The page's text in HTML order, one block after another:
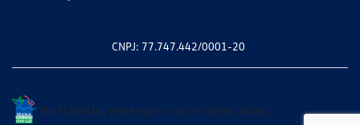
CNPJ: 77.747.442/0001-20
No trânsito, enxergar o outro salva vidas.